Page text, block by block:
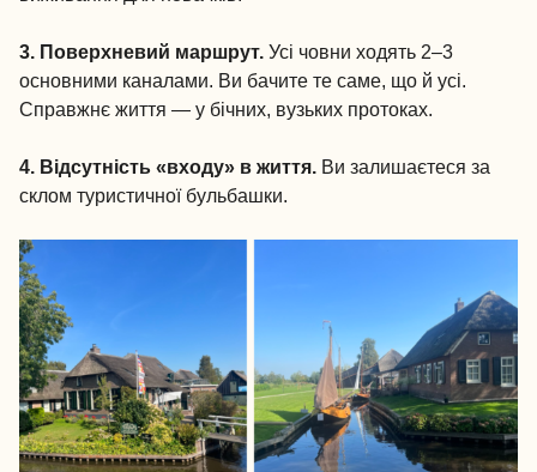
3. Поверхневий маршрут. Усі човни ходять 2–3
основними каналами. Ви бачите те саме, що й усі.
Справжнє життя — у бічних, вузьких протоках.
4. Відсутність «входу» в життя. Ви залишаєтеся за
склом туристичної бульбашки.